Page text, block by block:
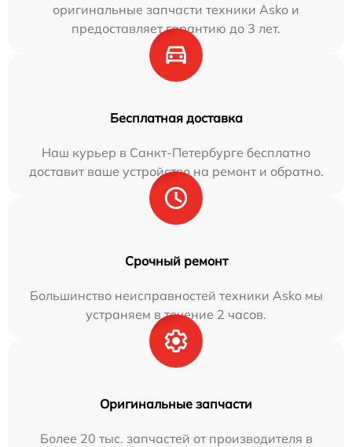
оригинальные запчасти техники Asko и
предоставляет гарантию до 3 лет.
Бесплатная доставка
Наш курьер в Санкт-Петербурге бесплатно
доставит ваше устройство на ремонт и обратно.
Срочный ремонт
Большинство неисправностей техники Asko мы
устраняем в течение 2 часов.
Оригинальные запчасти
Более 20 тыс. запчастей от производителя в